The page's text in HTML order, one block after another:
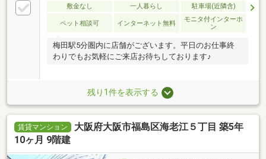
敷金なし 一人暮らし 駐車場(近隣含)
ペット相談可 インターネット無料
モニタ付インターホ
ン
梅田駅5分圏内に店舗がございます。平日のお仕事終
わりでもお気軽にご来店お待ちしております♪
残り1件を表示する
賃貸マンション
大阪府大阪市福島区海老江５丁目 築5年
10ヶ月 9階建